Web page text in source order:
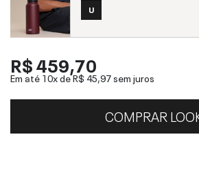
U
R$ 459,70
Em até 10x deR$ 45,97sem juros
COMPRAR